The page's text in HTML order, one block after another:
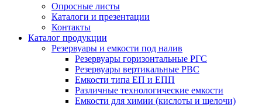
Опросные листы
Каталоги и презентации
Контакты
Каталог продукции
Резервуары и емкости под налив
Резервуары горизонтальные РГС
Резервуары вертикальные РВС
Емкости типа ЕП и ЕПП
Различные технологические емкости
Емкости для химии (кислоты и щелочи)